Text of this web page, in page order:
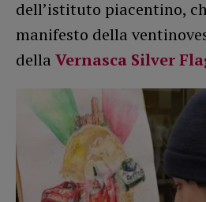
dell’istituto piacentino,
manifesto della
della Vernasca Silver